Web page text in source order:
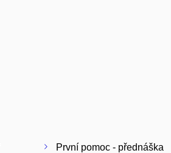
První pomoc - přednáška